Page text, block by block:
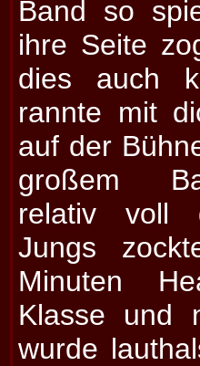
Band so
ihre Seite
dies auch
rannte mit
auf der
großem
relativ voll
Jungs
Minuten
Klasse und
wurde